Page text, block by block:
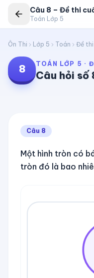
Câu 8 – Đề thi
Toán Lớp 5
Ôn Thi Lớp 5 Toán Đề thi
8 TOÁN LỚP 5 ·
Câu hỏi số
Câu 8
Một hình tròn có
tròn đó là bao